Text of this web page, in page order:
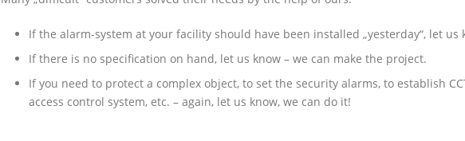
If the alarm-system at your facility should have been installed „yesterday“, let us
If there is no specification on hand, let us know – we can make the project.
If you need to protect a complex object, to set the security alarms, to establish
access control system, etc. – again, let us know, we can do it!